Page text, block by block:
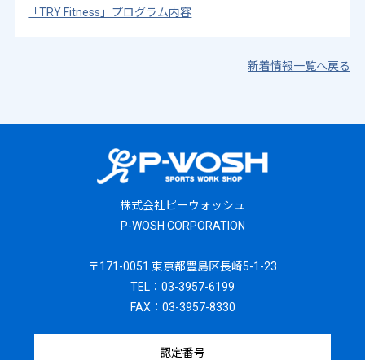
「TRY Fitness」プログラム内容
新着情報一覧へ戻る
株式会社ピーウォッシュ
P-WOSH CORPORATION
〒171-0051 東京都豊島区長崎5-1-23
TEL：03-3957-6199
FAX：03-3957-8330
認定番号